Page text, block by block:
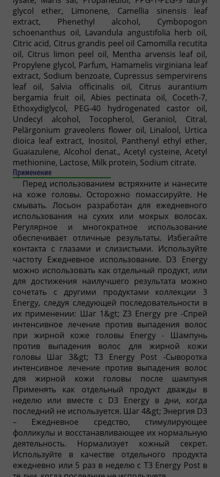
glycol ether, Limonene, Camellia sinensis leaf
extract, Phenethyl alcohol, Cymbopogon
schoenanthus oil, Lavandula angustifolia herb oil,
Citric acid, Citrus grandis peel oil Camomilla recutita
oil, Citrus limon peel oil, Mentha arvensis leaf oil,
Propylene glycol, Parfum, Hamamelis virginiana leaf
extract, Sodium benzoate, Cupressus sempervirens
leaf oil, Salvia officinalis oil, Citrus aurantium
bergamia fruit oil, Abies pectinata oil, Coceth-7,
Ethoxydiglycol, PEG-40 hydrogenated castor oil,
Undecyl alcohol, Tocopherol, Geraniol, Citral,
Pelärgonium graveolens flower oil, Linalool, Urtica
dioica leaf extract, Inositol, Panthenyl ethyl ether,
Guaiazulene, Alcohol denat., Acetyl cysteine, Acetyl
methionine, Lactose, Milk protein, Sodium citrate.
Применение
Перед использованием встряхните и нанесите
на коже головы. Осторожно помассируйте. Не
смывать. Лосьон разработан для ежедневного
использования на сухих или мокрых волосах.
Регулярное и многократное использование
обеспечивает отличные результаты. Избегайте
контакта с глазами и слизистыми. Используйте
частоту Ежедневное использование. D3 Energy
можно использовать как отдельный продукт, или
для достижения наилучшего результата можно
сочетать с другими продуктами коллекции 3
Energy, следуя следующей последовательности в
их применении: Шаг 1&gt; Z3 Energy pre -Спрей
интенсивное лечение против выпадения волос
при жирной коже головы Energy - Шампунь
против выпадения волос для жирной кожи
головы Шаг 3&gt; T3 Energy Post -Сыворотка
интенсивное лечение против выпадения волос
для жирной кожи головы после шампуня
Применять как отдельный продукт дважды в
неделю или вместе с D3 Energy в дни, когда
последний не используется. Шаг 4&gt; Энергия D3
– Ежедневное средство, стимулирующее
фолликулы и восстанавливающее их нормальную
деятельность. Нормализует кожный секрет.
Используйте в качестве отдельного продукта
ежедневно или 5 раз в неделю с T3 Energy Post в